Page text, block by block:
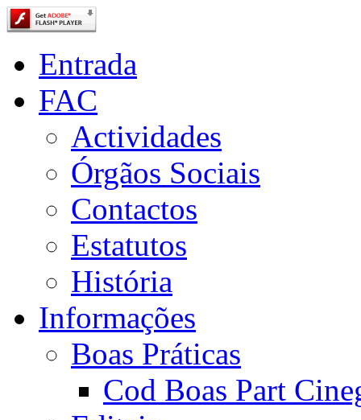
Entrada
FAC
Actividades
Órgãos Sociais
Contactos
Estatutos
História
Informações
Boas Práticas
Cod Boas Part